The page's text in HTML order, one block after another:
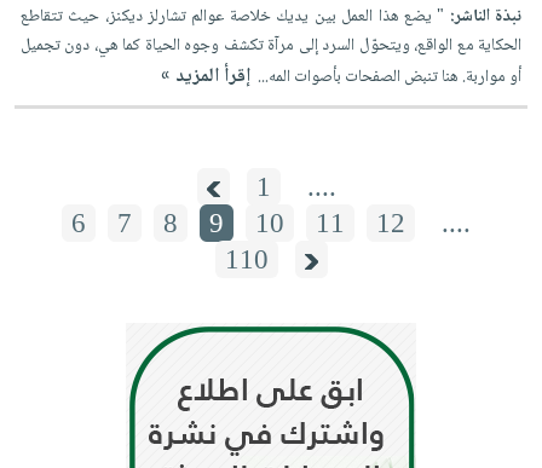
نبذة الناشر: " يضع هذا العمل بين يديك خلاصة عوالم تشارلز ديكنز، حيث تتقاطع
الحكاية مع الواقع، ويتحوّل السرد إلى مرآة تكشف وجوه الحياة كما هي، دون تجميل
أو مواربة. هنا تنبض الصفحات بأصوات المه... إقرأ المزيد »
1
....
6
7 8 9 10 11 12
....
110